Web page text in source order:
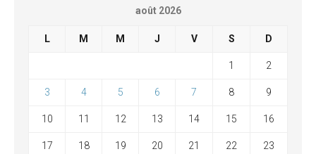
août 2026
L M M J V S D
1 2
3 4 5 6 7 8 9
10 11 12 13 14 15 16
17 18 19 20 21 22 23